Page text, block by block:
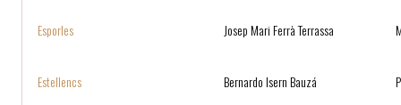
Esporles Josep Mari Ferrà Terrassa
Estellencs Bernardo Isern Bauzá